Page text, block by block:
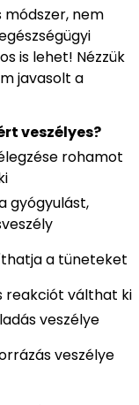
módszer, nem
is lehet! Nézzük
javasolt a
veszélyes?
rohamot
gyógyulást,
a tüneteket
reakciót válthat ki
veszélye
veszélye